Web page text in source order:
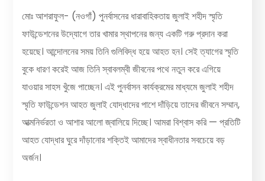
মোঃ আশরাফুল- (নওগাঁ) পুনর্বাসনের ধারাবাহিকতায় জুলাই শহীদ স্মৃতি
ফাউন্ডেশনের উদ্যোগে তার খামার স্থাপনের জন্য একটি গরু প্রদান করা
হয়েছে। আন্দোলনের সময় তিনি গুলিবিদ্ধ হয়ে আহত হন। সেই ত্যাগের স্মৃতি
বুকে ধারণ করেই আজ তিনি স্বাবলম্বী জীবনের পথে নতুন করে এগিয়ে
যাওয়ার সাহস খুঁজে পাচ্ছেন। এই পুনর্বাসন কার্যক্রমের মাধ্যমে জুলাই শহীদ
স্মৃতি ফাউন্ডেশন আহত জুলাই যোদ্ধাদের পাশে দাঁড়িয়ে তাদের জীবনে সম্মান,
আত্মনির্ভরতা ও আশার আলো জ্বালিয়ে দিচ্ছে। আমরা বিশ্বাস করি — প্রতিটি
আহত যোদ্ধার ঘুরে দাঁড়ানোর শক্তিই আমাদের স্বাধীনতার সবচেয়ে বড়
অর্জন।